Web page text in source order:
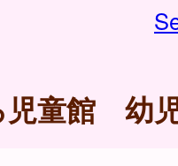
児童館 幼